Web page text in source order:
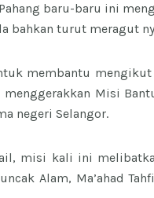
baru-baru ini
bahkan turut meragut
membantu
Misi
negeri Selangor.
misi kali ini
Alam, Ma’ahad